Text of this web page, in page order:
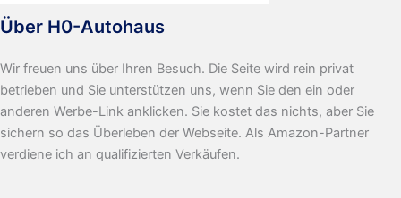
Über H0-Autohaus
Wir freuen uns über Ihren Besuch. Die Seite wird rein privat
betrieben und Sie unterstützen uns, wenn Sie den ein oder
anderen Werbe-Link anklicken. Sie kostet das nichts, aber Sie
sichern so das Überleben der Webseite. Als Amazon-Partner
verdiene ich an qualifizierten Verkäufen.